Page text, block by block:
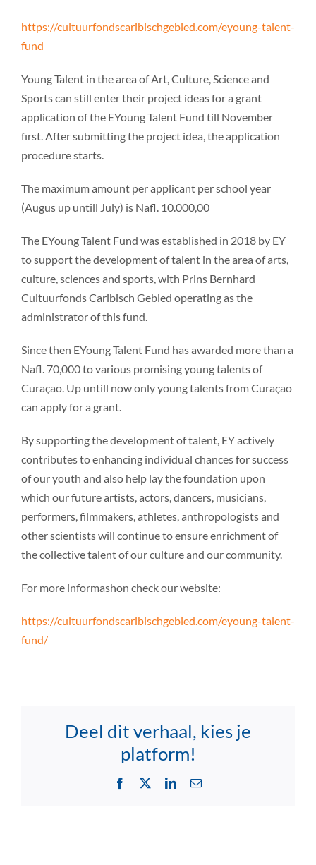
https://cultuurfondscaribischgebied.com/eyoung-talent-
fund
Young Talent in the area of Art, Culture, Science and
Sports can still enter their project ideas for a grant
application of the EYoung Talent Fund till November
first. After submitting the project idea, the application
procedure starts.
The maximum amount per applicant per school year
(Augus up untill July) is Nafl. 10.000,00
The EYoung Talent Fund was established in 2018 by EY
to support the development of talent in the area of arts,
culture, sciences and sports, with Prins Bernhard
Cultuurfonds Caribisch Gebied operating as the
administrator of this fund.
Since then EYoung Talent Fund has awarded more than a
Nafl. 70,000 to various promising young talents of
Curaçao. Up untill now only young talents from Curaçao
can apply for a grant.
By supporting the development of talent, EY actively
contributes to enhancing individual chances for success
of our youth and also help lay the foundation upon
which our future artists, actors, dancers, musicians,
performers, filmmakers, athletes, anthropologists and
other scientists will continue to ensure enrichment of
the collective talent of our culture and our community.
For more informashon check our website:
https://cultuurfondscaribischgebied.com/eyoung-talent-
fund/
Deel dit verhaal, kies je
platform!
Facebook LinkedInEmail